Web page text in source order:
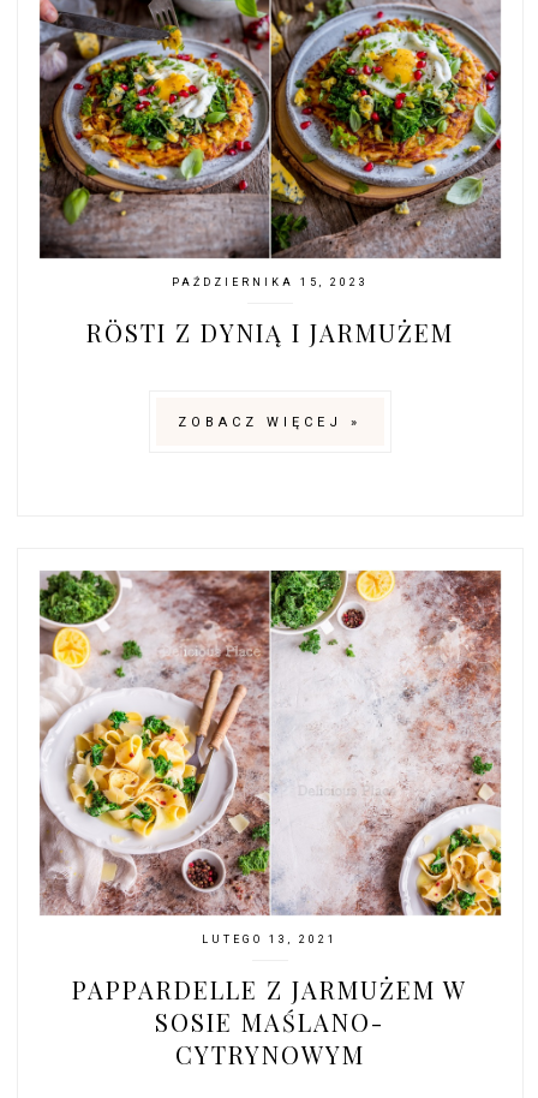
PAŹDZIERNIKA 15, 2023
RÖSTI Z DYNIĄ I JARMUŻEM
ZOBACZ WIĘCEJ »
LUTEGO 13, 2021
PAPPARDELLE Z JARMUŻEM W
SOSIE MAŚLANO-
CYTRYNOWYM